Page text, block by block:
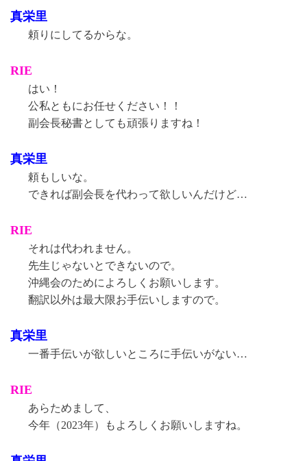
真栄里
頼りにしてるからな。
RIE
はい！
公私ともにお任せください！！
副会長秘書としても頑張りますね！
真栄里
頼もしいな。
できれば副会長を代わって欲しいんだけど…
RIE
それは代われません。
先生じゃないとできないので。
沖縄会のためによろしくお願いします。
翻訳以外は最大限お手伝いしますので。
真栄里
一番手伝いが欲しいところに手伝いがない…
RIE
あらためまして、
今年（2023年）もよろしくお願いしますね。